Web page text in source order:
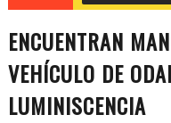
ENCUENTRAN
VEHÍCULO DE
LUMINISCENCIA